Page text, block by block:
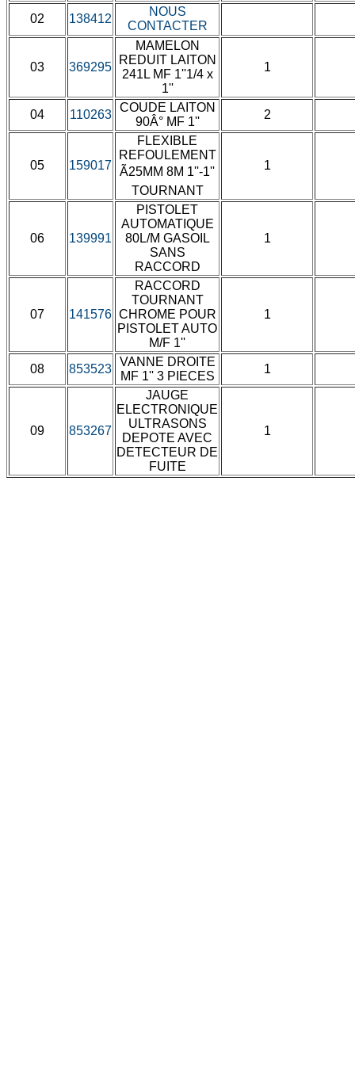
02 138412
NOUS
CONTACTER
03 369295
MAMELON
REDUIT LAITON
241L MF 1''1/4 x
1''
1
04 110263
COUDE LAITON
90Â° MF 1''
2
05 159017
FLEXIBLE
REFOULEMENT
Ã25MM 8M 1''-1''
TOURNANT
1
06 139991
PISTOLET
AUTOMATIQUE
80L/M GASOIL
SANS
RACCORD
1
07 141576
RACCORD
TOURNANT
CHROME POUR
PISTOLET AUTO
M/F 1''
1
08 853523
VANNE DROITE
MF 1'' 3 PIECES
1
09 853267
JAUGE
ELECTRONIQUE
ULTRASONS
DEPOTE AVEC
DETECTEUR DE
FUITE
1